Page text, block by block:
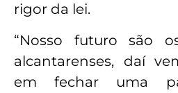
rigor da lei.
“Nosso futuro são
alcantarenses, daí
em fechar uma